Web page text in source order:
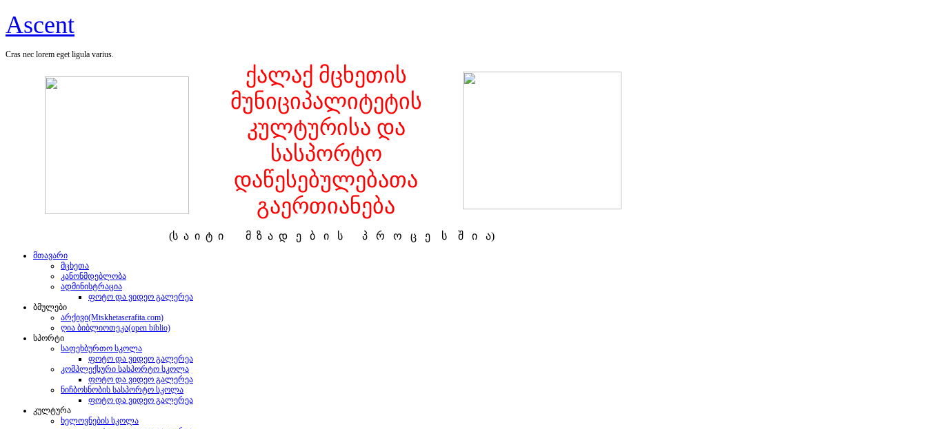
Ascent
Cras nec lorem eget ligula varius.
ქალაქ მცხეთის
მუნიციპალიტეტის
კულტურისა და
სასპორტო
დაწესებულებათა
გაერთიანება
(ს ა ი ტ ი მ ზ ა დ ე ბ ი ს პ რ ო ც ე ს შ ი ა)
მთავარი
მცხეთა
კანონმდებლობა
ადმინისტრაცია
ფოტო და ვიდეო გალერეა
ბმულები
არქივი(Mtskhetaserafita.com)
ღია ბიბლიოთეკა(open biblio)
სპორტი
საფეხბურთო სკოლა
ფოტო და ვიდეო გალერეა
კომპლექსური სასპორტო სკოლა
ფოტო და ვიდეო გალერეა
ნიჩბოსნობის სასპორტო სკოლა
ფოტო და ვიდეო გალერეა
კულტურა
ხელოვნების სკოლა